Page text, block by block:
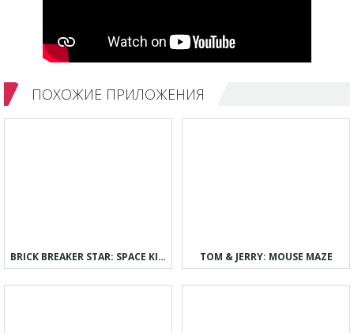
ПОХОЖИЕ ПРИЛОЖЕНИЯ
BRICK BREAKER STAR: SPACE KING TOM & JERRY: MOUSE MAZE